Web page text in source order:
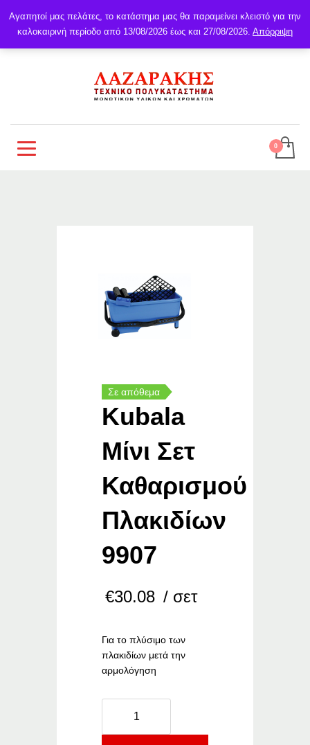
Σε απόθεμα
Kubala
Μίνι Σετ
Καθαρισμού
Πλακιδίων
9907
€30.08 / σετ
Για το πλύσιμο των
πλακιδίων μετά την
αρμολόγηση
Σετ
Αγαπητοί μας πελάτες, το κατάστημα μας θα παραμείνει κλειστό για την
καλοκαιρινή περίοδο από 13/08/2026 έως και 27/08/2026. Απόρριψη